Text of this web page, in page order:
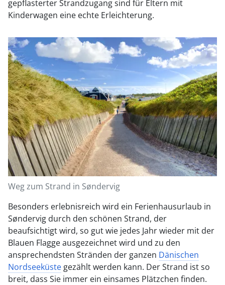
gepflasterter Strandzugang sind für Eltern mit
Kinderwagen eine echte Erleichterung.
Weg zum Strand in Søndervig
Besonders erlebnisreich wird ein Ferienhausurlaub in
Søndervig durch den schönen Strand, der
beaufsichtigt wird, so gut wie jedes Jahr wieder mit der
Blauen Flagge ausgezeichnet wird und zu den
ansprechendsten Stränden der ganzen Dänischen
Nordseeküste gezählt werden kann. Der Strand ist so
breit, dass Sie immer ein einsames Plätzchen finden.